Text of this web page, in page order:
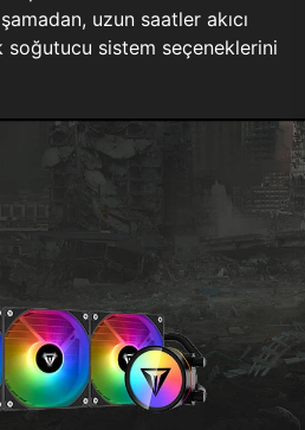
uzun saatler akıcı
soğutucu sistem seçeneklerini